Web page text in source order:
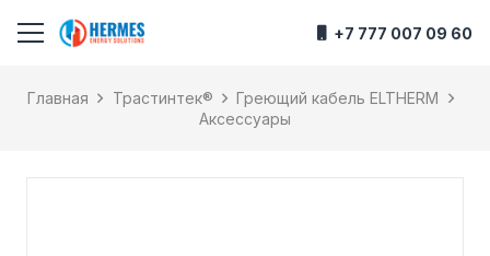
+7 777 007 09 60
Главная Трастинтек®
Греющий кабель ELTHERM
Аксессуары